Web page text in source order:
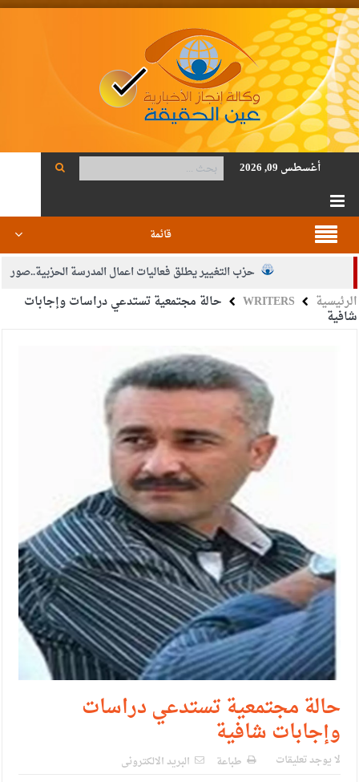
أغسطس 09, 2026
قائمة
حزب التغيير يطلق فعاليات اعمال المدرسة الحزبية..صور
الجيش يفتح باب التجنيد لحملة البكالوريوس في الحقوق والقانون
الإسلامية والمسيحية
الأمن يتلف 16 مليون حبة كبتاجون و1480 كغم مواد مخدرة
النواب يقر مشروع تعديل قانون الملكية العقارية
القاضي يلتقي رؤساء تحرير الصحف اليومية ويؤكد حرص مجلس
النواب على شراكة فاعلة مع الإعلام
دعوة المكلفين بخدمة العلم (الدفعة الثالثة) إلى مراجعة منصة خدمة
العلم
الملك يلتقي مجموعة من رفاق السلاح
الملك يتلقى اتصالا هاتفيا من العاهل البحريني
القاضي محمود أحمد فريحات.. مبارك ومزيدا من التوفيق
الرئيسية WRITERS حالة مجتمعية تستدعي دراسات وإجابات
شافية
حالة مجتمعية تستدعي دراسات
وإجابات شافية
لا يوجد تعليقات طباعة البريد الالكترونى